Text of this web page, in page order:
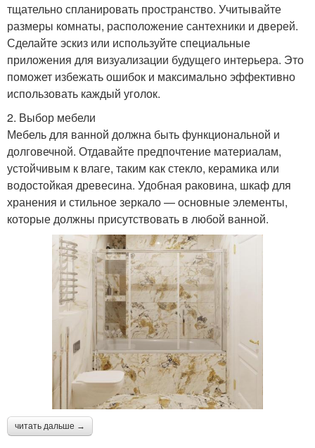
тщательно спланировать пространство. Учитывайте
размеры комнаты, расположение сантехники и дверей.
Сделайте эскиз или используйте специальные
приложения для визуализации будущего интерьера. Это
поможет избежать ошибок и максимально эффективно
использовать каждый уголок.
2. Выбор мебели
Мебель для ванной должна быть функциональной и
долговечной. Отдавайте предпочтение материалам,
устойчивым к влаге, таким как стекло, керамика или
водостойкая древесина. Удобная раковина, шкаф для
хранения и стильное зеркало — основные элементы,
которые должны присутствовать в любой ванной.
читать дальше →